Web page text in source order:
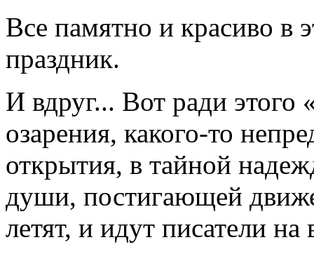
Все памятно и красиво в
праздник.
И вдруг... Вот ради этого
озарения, какого-то
открытия, в тайной
души, постигающей
летят, и идут писатели на